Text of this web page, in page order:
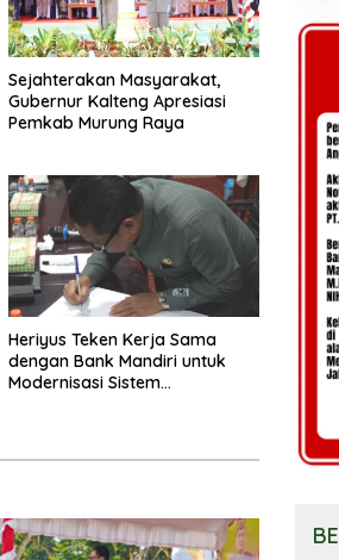
Sejahterakan Masyarakat,
Gubernur Kalteng Apresiasi
Pemkab Murung Raya
Heriyus Teken Kerja Sama
dengan Bank Mandiri untuk
Modernisasi Sistem